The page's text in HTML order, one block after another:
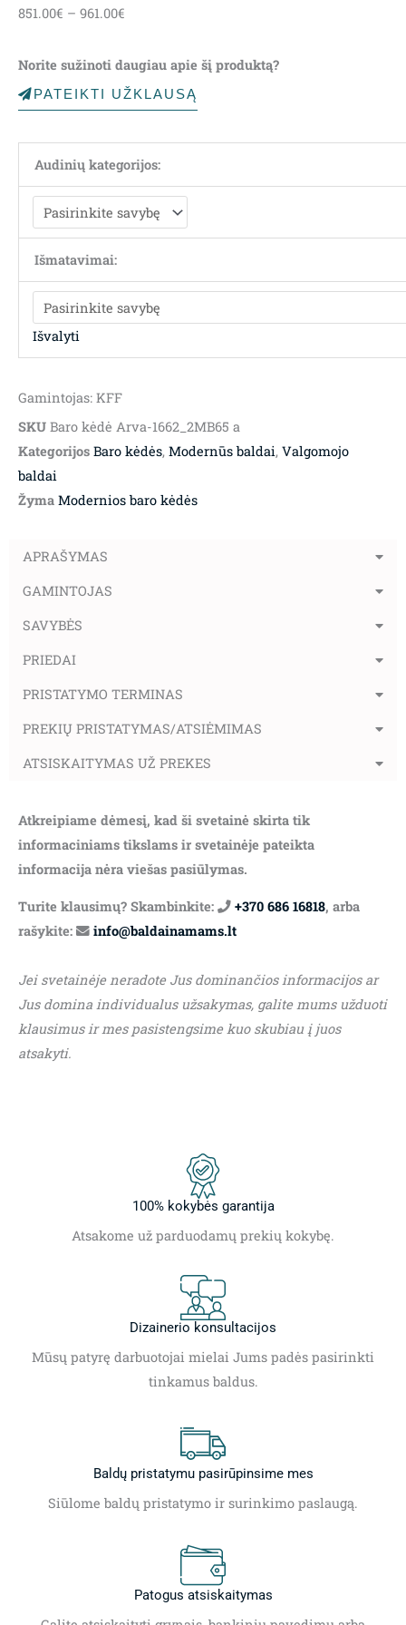
851.00€ – 961.00€
through
961.00€
Norite sužinoti daugiau apie šį produktą?
PATEIKTI UŽKLAUSĄ
Audinių kategorijos:
Išmatavimai:
Išvalyti
Gamintojas: KFF
SKU Baro kėdė Arva-1662_2MB65 a
Kategorijos Baro kėdės, Modernūs baldai, Valgomojo
baldai
Žyma Modernios baro kėdės
APRAŠYMAS
GAMINTOJAS
SAVYBĖS
PRIEDAI
PRISTATYMO TERMINAS
PREKIŲ PRISTATYMAS/ATSIĖMIMAS
ATSISKAITYMAS UŽ PREKES
Atkreipiame dėmesį, kad ši svetainė skirta tik
informaciniams tikslams ir svetainėje pateikta
informacija nėra viešas pasiūlymas.
Turite klausimų? Skambinkite: +370 686 16818, arba
rašykite:
info@baldainamams.lt
Jei svetainėje neradote Jus dominančios informacijos ar
Jus domina individualus užsakymas, galite mums užduoti
klausimus ir mes pasistengsime kuo skubiau į juos
atsakyti.
100% kokybės garantija
Atsakome už parduodamų prekių kokybę.
Dizainerio konsultacijos
Mūsų patyrę darbuotojai mielai Jums padės pasirinkti
tinkamus baldus.
Baldų pristatymu pasirūpinsime mes
Siūlome baldų pristatymo ir surinkimo paslaugą.
Patogus atsiskaitymas